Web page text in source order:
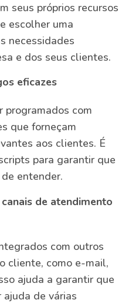
seus próprios recursos
escolher uma
necessidades
e dos seus clientes.
eficazes
programados com
que forneçam
aos clientes. É
para garantir que
entender.
de atendimento
com outros
cliente, como e-mail,
ajuda a garantir que
de várias